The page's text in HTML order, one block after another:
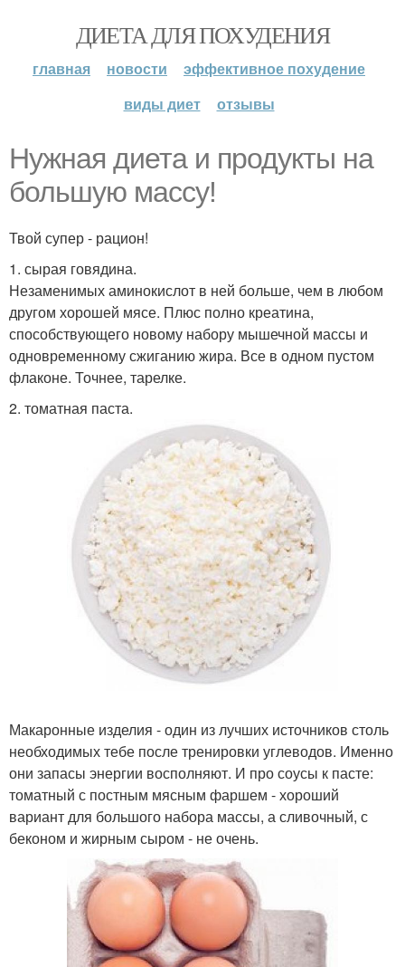
ДИЕТА ДЛЯ ПОХУДЕНИЯ
главная новости
эффективное похудение
виды диет
отзывы
Нужная диета и продукты на
большую массу!
Твой супер - рацион!
1. сырая говядина.
Незаменимых аминокислот в ней больше, чем в любом
другом хорошей мясе. Плюс полно креатина,
способствующего новому набору мышечной массы и
одновременному сжиганию жира. Все в одном пустом
флаконе. Точнее, тарелке.
2. томатная паста.
Макаронные изделия - один из лучших источников столь
необходимых тебе после тренировки углеводов. Именно
они запасы энергии восполняют. И про соусы к пасте:
томатный с постным мясным фаршем - хороший
вариант для большого набора массы, а сливочный, с
беконом и жирным сыром - не очень.